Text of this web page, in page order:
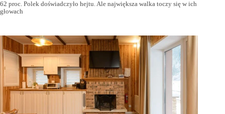
62 proc. Polek doświadczyło hejtu. Ale największa walka toczy się w ich
głowach